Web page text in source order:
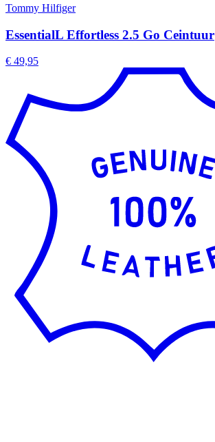
Tommy Hilfiger
EssentialL Effortless 2.5 Go Ceintuur
€ 49,95